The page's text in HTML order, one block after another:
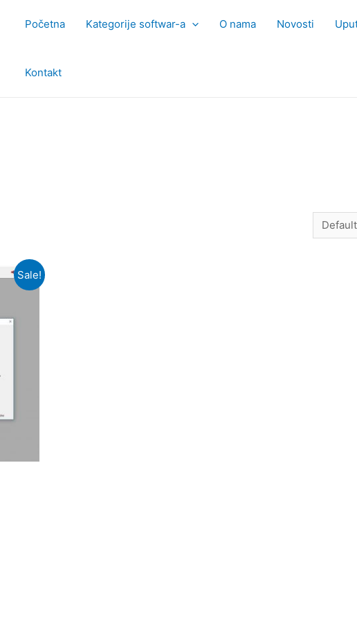
Početna Kategorije softwar-a O nama Novosti
Kontakt
Sale!